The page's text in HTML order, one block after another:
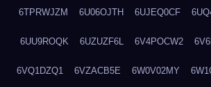
6TPRWJZM 6U06OJTH 6UJEQ0CF
6UU9ROQK 6UZUZF6L 6V4POCW2
6VQ1DZQ1 6VZACB5E 6W0V02MY